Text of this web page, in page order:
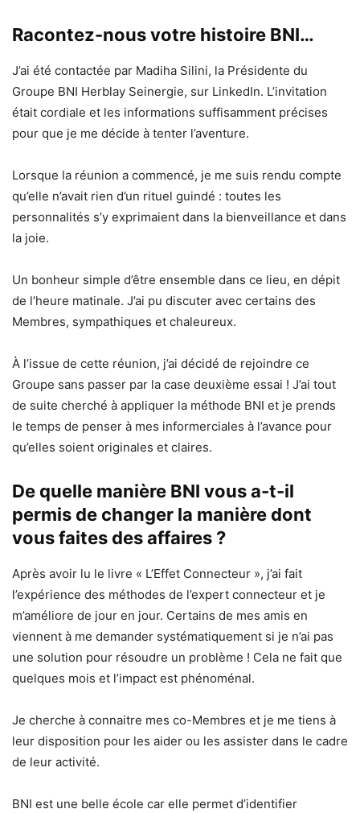
Racontez-nous votre histoire BNI…
J’ai été contactée par Madiha Silini, la Présidente du
Groupe BNI Herblay Seinergie, sur LinkedIn. L’invitation
était cordiale et les informations suffisamment précises
pour que je me décide à tenter l’aventure.
Lorsque la réunion a commencé, je me suis rendu compte
qu’elle n’avait rien d’un rituel guindé : toutes les
personnalités s’y exprimaient dans la bienveillance et dans
la joie.
Un bonheur simple d’être ensemble dans ce lieu, en dépit
de l’heure matinale. J’ai pu discuter avec certains des
Membres, sympathiques et chaleureux.
À l’issue de cette réunion, j’ai décidé de rejoindre ce
Groupe sans passer par la case deuxième essai ! J’ai tout
de suite cherché à appliquer la méthode BNI et je prends
le temps de penser à mes informerciales à l’avance pour
qu’elles soient originales et claires.
De quelle manière BNI vous a-t-il
permis de changer la manière dont
vous faites des affaires ?
Après avoir lu le livre « L’Effet Connecteur », j’ai fait
l’expérience des méthodes de l’expert connecteur et je
m’améliore de jour en jour. Certains de mes amis en
viennent à me demander systématiquement si je n’ai pas
une solution pour résoudre un problème ! Cela ne fait que
quelques mois et l’impact est phénoménal.
Je cherche à connaitre mes co-Membres et je me tiens à
leur disposition pour les aider ou les assister dans le cadre
de leur activité.
BNI est une belle école car elle permet d’identifier